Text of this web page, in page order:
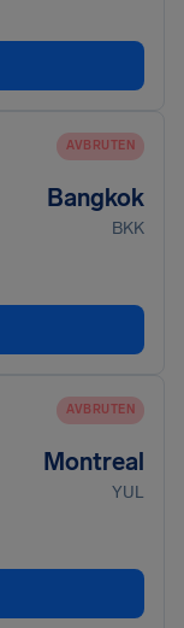
AVBRUTEN
Bangkok
BKK
AVBRUTEN
Montreal
YUL